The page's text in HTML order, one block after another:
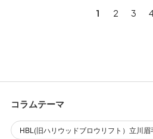
1 2 3
コラムテーマ
HBL(旧ハリウッドブロウリフト）立川眉